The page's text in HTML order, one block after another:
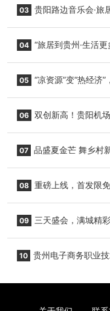
03 贵阳路边音乐会·旅
04 “旅居到贵州·生活
05 “凉资源”变“热经济
06 双创新高！贵阳机
07 品盛夏金芒 舞乡村
08 重磅上线，首发限
09 三天盛会，满城精
10 贵州电子商务职业